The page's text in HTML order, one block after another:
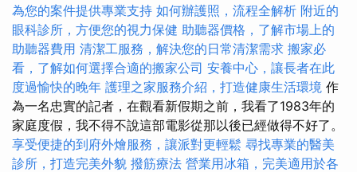
為您的案件提供專業支持 如何辦護照，流程全解析 附近的
眼科診所，方便您的視力保健 助聽器價格，了解市場上的
助聽器費用 清潔工服務，解決您的日常清潔需求 搬家必
看，了解如何選擇合適的搬家公司 安養中心，讓長者在此
度過愉快的晚年 護理之家服務介紹，打造健康生活環境 作
為一名忠實的記者，在觀看新假期之前，我看了1983年的
家庭度假，我不得不說這部電影從那以後已經做得不好了。
享受便捷的到府外燴服務，讓派對更輕鬆 尋找專業的醫美
診所，打造完美外貌 撥筋療法 營業用冰箱，完美適用於各